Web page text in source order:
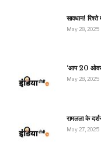
सावधान!
May 28, 2025
‘आप 20
May 28, 2025
रामलला के
May 27, 2025